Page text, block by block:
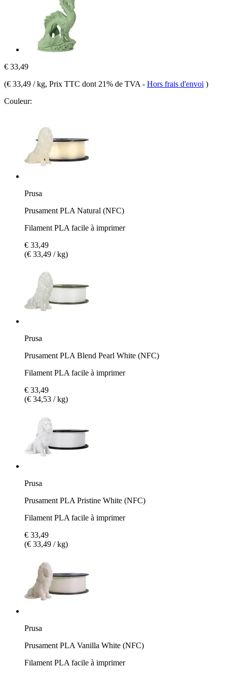
€ 33,49
(€ 33,49 / kg, Prix TTC dont 21% de TVA - Hors frais d'envoi )
Couleur:
Prusa
Prusament PLA Natural (NFC)
Filament PLA facile à imprimer
€ 33,49
(€ 33,49 / kg)
Prusa
Prusament PLA Blend Pearl White (NFC)
Filament PLA facile à imprimer
€ 33,49
(€ 34,53 / kg)
Prusa
Prusament PLA Pristine White (NFC)
Filament PLA facile à imprimer
€ 33,49
(€ 33,49 / kg)
Prusa
Prusament PLA Vanilla White (NFC)
Filament PLA facile à imprimer